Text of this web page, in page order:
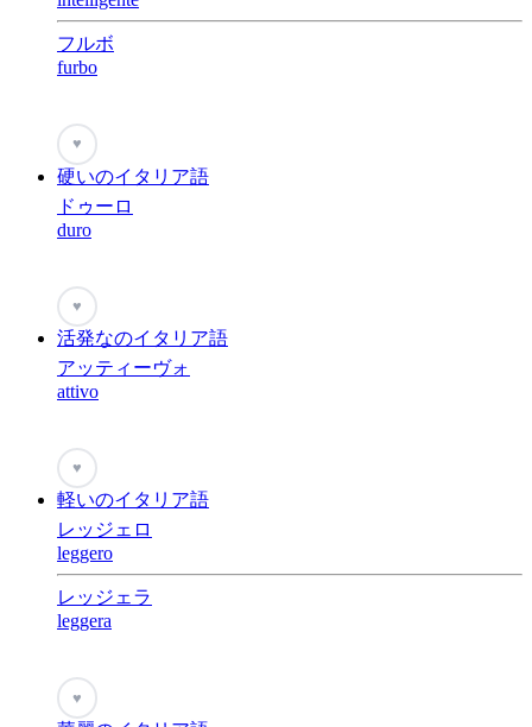
フルボ
furbo
♥
硬いのイタリア語
ドゥーロ
duro
♥
活発なのイタリア語
アッティーヴォ
attivo
♥
軽いのイタリア語
レッジェロ
leggero
レッジェラ
leggera
♥